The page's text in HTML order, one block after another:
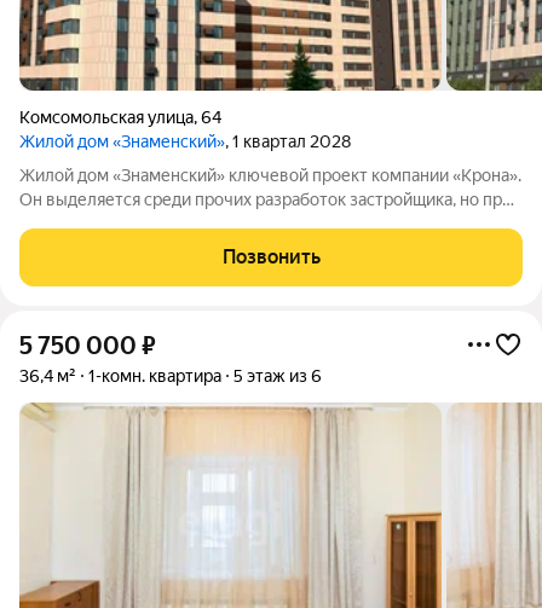
Комсомольская улица,64
Жилой дом «Знаменский», 1 квартал 2028
Жилой дом «Знаменский» ключевой проект компании «Крона».
Он выделяется среди прочих разработок застройщика, но при
одной из самых удачных локаций ХантыМансийска: в центре
города, где в шаговой
Позвонить
5 750 000 ₽
36,4 м² 1-комн. квартира 5 этаж из 6